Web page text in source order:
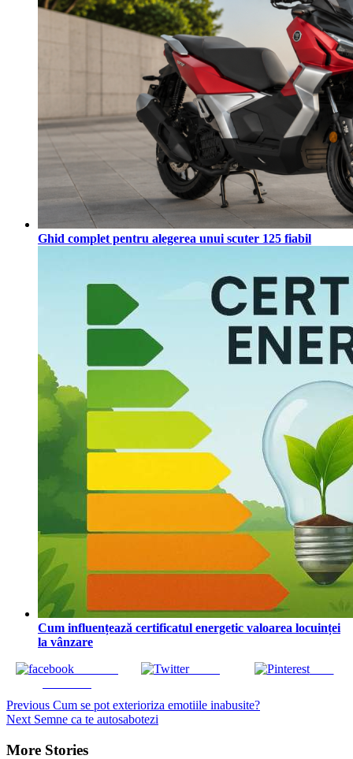
Ghid complet pentru alegerea unui scuter 125 fiabil
Cum influențează certificatul energetic valoarea locuinței
la vânzare
Tweet Save
Continue
Reading
Previous Cum se pot exterioriza emotiile inabusite?
Next Semne ca te autosabotezi
More Stories